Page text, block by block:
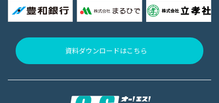
資料ダウンロードはこちら